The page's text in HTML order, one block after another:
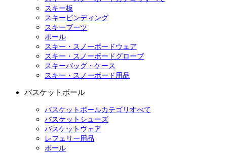
スキー板
スキービンディング
スキーブーツ
ポール
スキー・スノーボードウェア
スキー・スノーボードグローブ
スキーバッグ・ケース
スキー・スノーボード用品
バスケットボール
バスケットボールカテゴリすべて
バスケットシューズ
バスケットウェア
レフェリー用品
ボール